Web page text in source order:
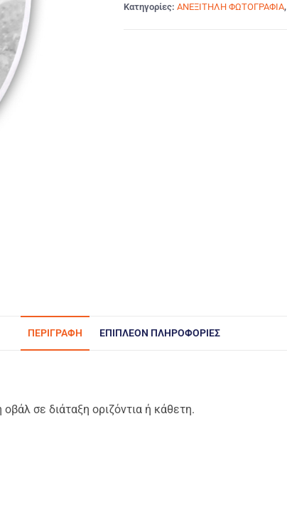
Κατηγορίες: ΑΝΕΞΙΤΗΛΗ ΦΩΤΟΓΡΑΦΙΑ,
ΠΕΡΙΓΡΑΦΉ ΕΠΙΠΛΈΟΝ ΠΛΗΡΟΦΟΡΊΕΣ
σε διάταξη οριζόντια ή κάθετη.